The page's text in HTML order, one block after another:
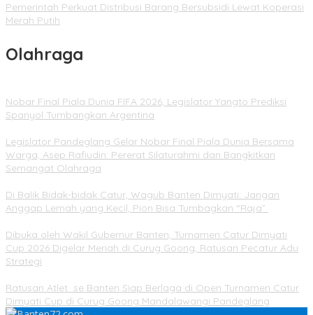
Pemerintah Perkuat Distribusi Barang Bersubsidi Lewat Koperasi
Merah Putih
Olahraga
Nobar Final Piala Dunia FIFA 2026, Legislator Yangto Prediksi
Spanyol Tumbangkan Argentina
Legislator Pandeglang Gelar Nobar Final Piala Dunia Bersama
Warga, Asep Rafiudin: Pererat Silaturahmi dan Bangkitkan
Semangat Olahraga
Di Balik Bidak-bidak Catur, Wagub Banten Dimyati: Jangan
Anggap Lemah yang Kecil, Pion Bisa Tumbagkan “Raja”
Dibuka oleh Wakil Gubernur Banten, Turnamen Catur Dimyati
Cup 2026 Digelar Meriah di Curug Goong, Ratusan Pecatur Adu
Strategi
Ratusan Atlet se Banten Siap Berlaga di Open Turnamen Catur
Dimyati Cup di Curug Goong Mandalawangi Pandeglang